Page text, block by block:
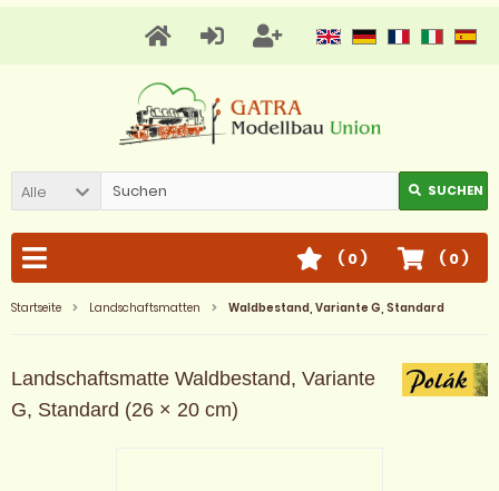
Alle SUCHEN
( 0)
( 0)
Startseite Landschaftsmatten Waldbestand, Variante G, Standard
Landschaftsmatte Waldbestand, Variante
G, Standard (26 × 20 cm)